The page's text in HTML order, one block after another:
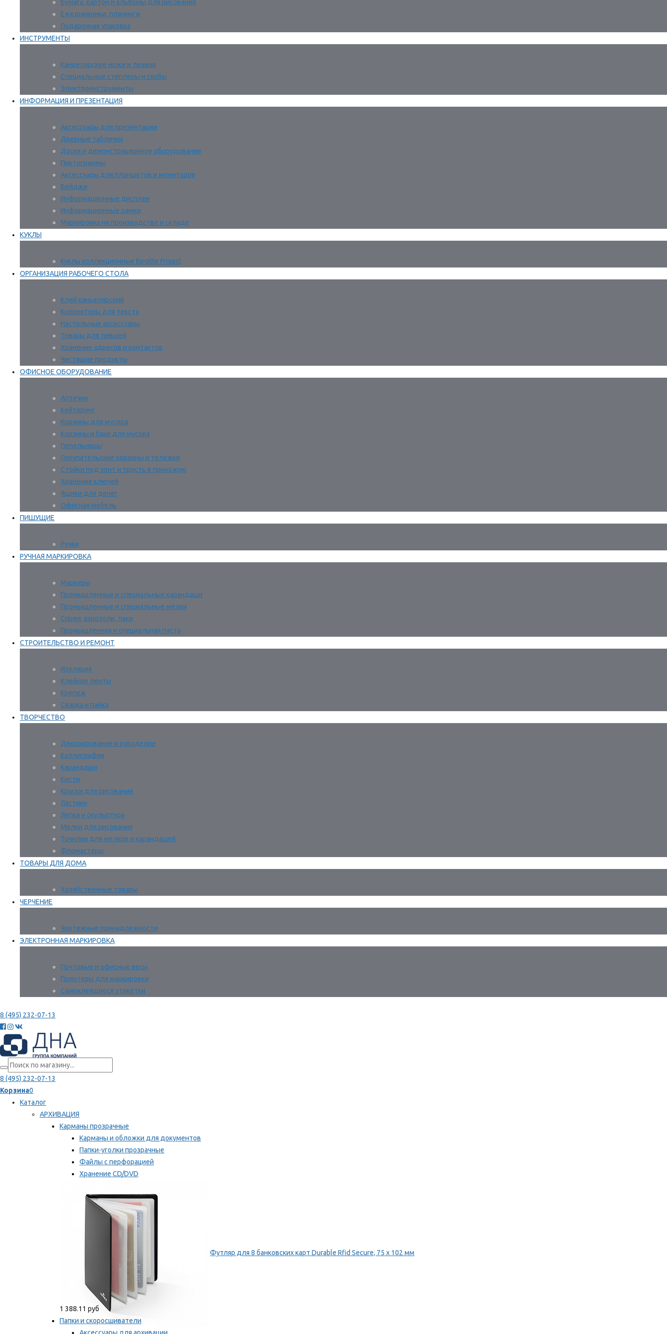
Бумага, картон и альбомы для рисования
Ежедневники, планинги
Подарочная упаковка
ИНСТРУМЕНТЫ
Канцелярские ножи и лезвия
Специальные степлеры и скобы
Электроинструменты
ИНФОРМАЦИЯ И ПРЕЗЕНТАЦИЯ
Аксессуары для презентации
Дверные таблички
Доски и демонстрационное оборудование
Пиктограммы
Аксессуары для планшетов и мониторов
Бейджи
Информационные дисплеи
Информационные рамки
Маркировка на производстве и складе
КУКЛЫ
Куклы коллекционные Birgitte Frigast
ОРГАНИЗАЦИЯ РАБОЧЕГО СТОЛА
Клей канцелярский
Корректоры для текста
Настольные аксессуары
Товары для левшей
Хранение адресов и контактов
Чистящие продукты
ОФИСНОЕ ОБОРУДОВАНИЕ
Аптечки
Кейтеринг
Корзины для мусора
Корзины и баки для мусора
Пепельницы
Покупательские корзины и тележки
Стойки под зонт и трость в прихожую
Хранение ключей
Ящики для денег
Офисная мебель
ПИШУЩИЕ
Ручки
РУЧНАЯ МАРКИРОВКА
Маркеры
Промышленные и специальные карандаши
Промышленные и специальные мелки
Спреи, аэрозоли, лаки
Промышленная и специальная паста
СТРОИТЕЛЬСТВО И РЕМОНТ
Изоляция
Клейкие ленты
Крепеж
Сварка и пайка
ТВОРЧЕСТВО
Декорирование и рукоделие
Каллиграфия
Карандаши
Кисти
Краски для рисования
Ластики
Лепка и скульптура
Мелки для рисования
Точилки для мелков и карандашей
Фломастеры
ТОВАРЫ ДЛЯ ДОМА
Хозяйственные товары
ЧЕРЧЕНИЕ
Чертежные принадлежности
ЭЛЕКТРОННАЯ МАРКИРОВКА
Почтовые и офисные весы
Принтеры для маркировки
Самоклеящиеся этикетки
8 (495) 232-07-13
8 (495) 232-07-13
Корзина0
Каталог
АРХИВАЦИЯ
Карманы прозрачные
Карманы и обложки для документов
Папки-уголки прозрачные
Файлы с перфорацией
Хранение CD/DVD
Мы рекомендуем
Футляр для 8 банковских карт Durable Rfid Secure, 75 х 102 мм
1 388.11 руб
Папки и скоросшиватели